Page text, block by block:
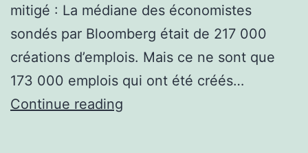
mitigé : La médiane des économistes
sondés par Bloomberg était de 217 000
créations d’emplois. Mais ce ne sont que
173 000 emplois qui ont été créés…
Continue reading